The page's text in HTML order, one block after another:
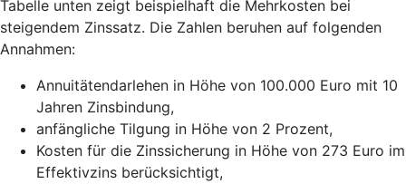
Tabelle unten zeigt beispielhaft die Mehrkosten bei
steigendem Zinssatz. Die Zahlen beruhen auf folgenden
Annahmen:
Annuitätendarlehen in Höhe von 100.000 Euro mit 10
Jahren Zinsbindung,
anfängliche Tilgung in Höhe von 2 Prozent,
Kosten für die Zinssicherung in Höhe von 273 Euro im
Effektivzins berücksichtigt,